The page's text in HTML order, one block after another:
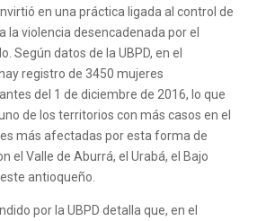
en una práctica ligada al control de
la violencia desencadenada por el
Según datos de la UBPD, en el
registro de 3450 mujeres
del 1 de diciembre de 2016, lo que
de los territorios con más casos en el
más afectadas por esta forma de
el Valle de Aburrá, el Urabá, el Bajo
antioqueño.
por la UBPD detalla que, en el